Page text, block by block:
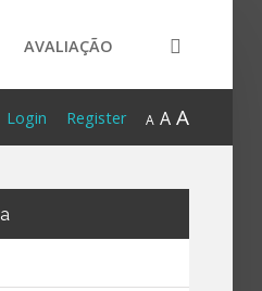
AVALIAÇÃO
A A A
Register
Login